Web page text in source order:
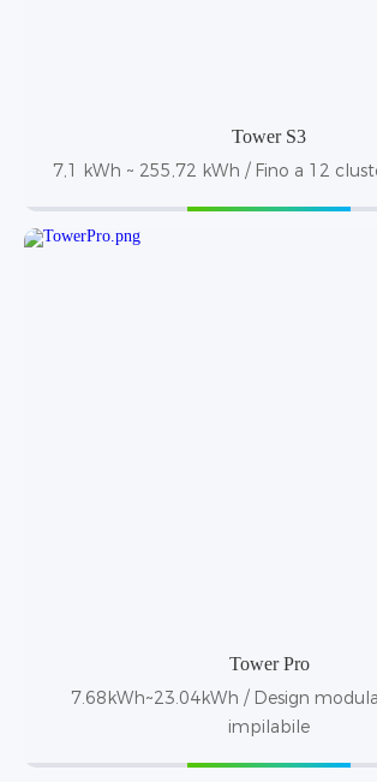
Tower S3
7,1 kWh ~ 255,72 kWh / Fino a 12
Tower Pro
7.68kWh~23.04kWh / Design
impilabile